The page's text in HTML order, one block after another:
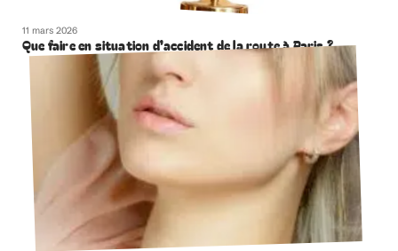
11 mars 2026
Que faire en situation d’accident de la route à Paris ?